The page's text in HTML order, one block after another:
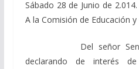
Sábado 28 de Junio de
A la Comisión de Educación y
Del señor Senador
declarando de interés